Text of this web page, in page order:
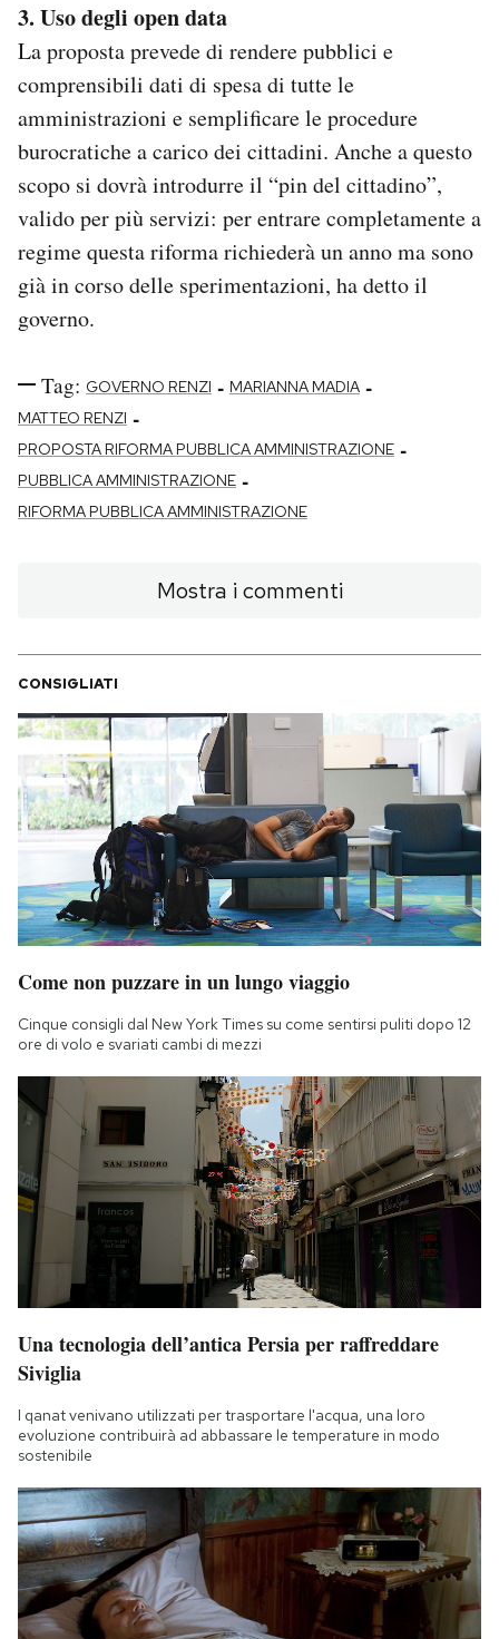
3. Uso degli open data
La proposta prevede di rendere pubblici e
comprensibili dati di spesa di tutte le
amministrazioni e semplificare le procedure
burocratiche a carico dei cittadini. Anche a questo
scopo si dovrà introdurre il “pin del cittadino”,
valido per più servizi: per entrare completamente a
regime questa riforma richiederà un anno ma sono
già in corso delle sperimentazioni, ha detto il
governo.
Tag: GOVERNO RENZI - MARIANNA MADIA -
MATTEO RENZI -
PROPOSTA RIFORMA PUBBLICA AMMINISTRAZIONE -
PUBBLICA AMMINISTRAZIONE -
RIFORMA PUBBLICA AMMINISTRAZIONE
Mostra i commenti
CONSIGLIATI
Come non puzzare in un lungo viaggio
Cinque consigli dal New York Times su come sentirsi puliti dopo 12
ore di volo e svariati cambi di mezzi
Una tecnologia dell’antica Persia per raffreddare
Siviglia
I qanat venivano utilizzati per trasportare l'acqua, una loro
evoluzione contribuirà ad abbassare le temperature in modo
sostenibile